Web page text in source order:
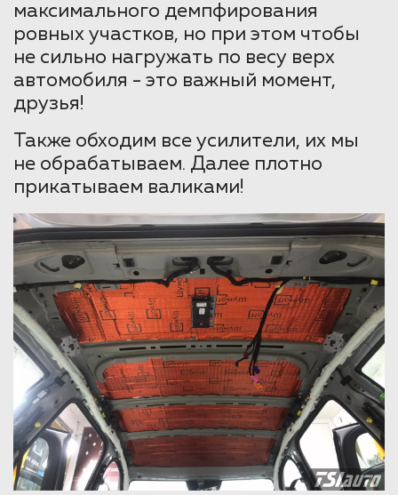
максимального демпфирования
ровных участков, но при этом чтобы
не сильно нагружать по весу верх
автомобиля - это важный момент,
друзья!
Также обходим все усилители, их мы
не обрабатываем. Далее плотно
прикатываем валиками!